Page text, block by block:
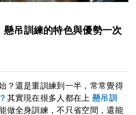
吊訓練的特色與優勢一次
？還是重訓練到一半，常常覺得
其實現在很多人都在上懸吊訓
做全身訓練，不只省空間，還能